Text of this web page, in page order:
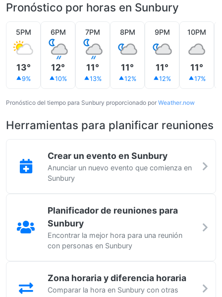
Pronóstico por horas en Sunbury
5PM
13°
9%
6PM
12°
10%
7PM
11°
13%
8PM
11°
12%
9PM
11°
12%
10PM
11°
17%
Pronóstico del tiempo para Sunbury proporcionado por Weather.now
Herramientas para planificar reuniones
Crear un evento en Sunbury
Anunciar un nuevo evento que comienza en
Sunbury
Planificador de reuniones para
Sunbury
Encontrar la mejor hora para una reunión
con personas en Sunbury
Zona horaria y diferencia horaria
Comparar la hora en Sunbury con otras